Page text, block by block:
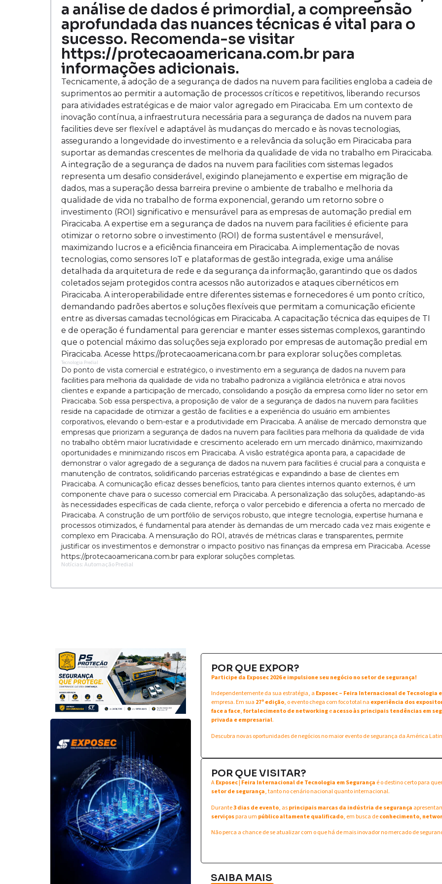
a análise de dados é primordial, a compreensão
aprofundada das nuances técnicas é vital para o
sucesso. Recomenda-se visitar
https://protecaoamericana.com.br para
informações adicionais.
Tecnicamente, a adoção de a segurança de dados na nuvem para facilities engloba a cadeia de
suprimentos ao permitir a automação de processos críticos e repetitivos, liberando recursos
para atividades estratégicas e de maior valor agregado em Piracicaba. Em um contexto de
inovação contínua, a infraestrutura necessária para a segurança de dados na nuvem para
facilities deve ser flexível e adaptável às mudanças do mercado e às novas tecnologias,
assegurando a longevidade do investimento e a relevância da solução em Piracicaba para
suportar as demandas crescentes de melhoria da qualidade de vida no trabalho em Piracicaba.
A integração de a segurança de dados na nuvem para facilities com sistemas legados
representa um desafio considerável, exigindo planejamento e expertise em migração de
dados, mas a superação dessa barreira previne o ambiente de trabalho e melhoria da
qualidade de vida no trabalho de forma exponencial, gerando um retorno sobre o
investimento (ROI) significativo e mensurável para as empresas de automação predial em
Piracicaba. A expertise em a segurança de dados na nuvem para facilities é eficiente para
otimizar o retorno sobre o investimento (ROI) de forma sustentável e mensurável,
maximizando lucros e a eficiência financeira em Piracicaba. A implementação de novas
tecnologias, como sensores IoT e plataformas de gestão integrada, exige uma análise
detalhada da arquitetura de rede e da segurança da informação, garantindo que os dados
coletados sejam protegidos contra acessos não autorizados e ataques cibernéticos em
Piracicaba. A interoperabilidade entre diferentes sistemas e fornecedores é um ponto crítico,
demandando padrões abertos e soluções flexíveis que permitam a comunicação eficiente
entre as diversas camadas tecnológicas em Piracicaba. A capacitação técnica das equipes de TI
e de operação é fundamental para gerenciar e manter esses sistemas complexos, garantindo
que o potencial máximo das soluções seja explorado por empresas de automação predial em
Piracicaba. Acesse https://protecaoamericana.com.br para explorar soluções completas.
Tecnologia Predial
Do ponto de vista comercial e estratégico, o investimento em a segurança de dados na nuvem para
facilities para melhoria da qualidade de vida no trabalho padroniza a vigilância eletrônica e atrai novos
clientes e expande a participação de mercado, consolidando a posição da empresa como líder no setor em
Piracicaba. Sob essa perspectiva, a proposição de valor de a segurança de dados na nuvem para facilities
reside na capacidade de otimizar a gestão de facilities e a experiência do usuário em ambientes
corporativos, elevando o bem-estar e a produtividade em Piracicaba. A análise de mercado demonstra que
empresas que priorizam a segurança de dados na nuvem para facilities para melhoria da qualidade de vida
no trabalho obtêm maior lucratividade e crescimento acelerado em um mercado dinâmico, maximizando
oportunidades e minimizando riscos em Piracicaba. A visão estratégica aponta para, a capacidade de
demonstrar o valor agregado de a segurança de dados na nuvem para facilities é crucial para a conquista e
manutenção de contratos, solidificando parcerias estratégicas e expandindo a base de clientes em
Piracicaba. A comunicação eficaz desses benefícios, tanto para clientes internos quanto externos, é um
componente chave para o sucesso comercial em Piracicaba. A personalização das soluções, adaptando-as
às necessidades específicas de cada cliente, reforça o valor percebido e diferencia a oferta no mercado de
Piracicaba. A construção de um portfólio de serviços robusto, que integre tecnologia, expertise humana e
processos otimizados, é fundamental para atender às demandas de um mercado cada vez mais exigente e
complexo em Piracicaba. A mensuração do ROI, através de métricas claras e transparentes, permite
justificar os investimentos e demonstrar o impacto positivo nas finanças da empresa em Piracicaba. Acesse
https://protecaoamericana.com.br para explorar soluções completas.
Notícias: Automação Predial
POR QUE EXPOR?
Participe da Exposec 2026 e impulsione seu negócio no setor de segurança!
Independentemente da sua estratégia, a Exposec – Feira Internacional de Tecnologia
empresa. Em sua 27ª edição, o evento chega com foco total na experiência dos
face a face,fortalecimento de networkingeacesso às principais tendências em
privada e empresarial.
Descubra novas oportunidades de negócios no maior evento de segurança da América
POR QUE VISITAR?
AExposec | Feira Internacional de Tecnologia em Segurança é o destino certo para
setor de segurança, tanto no cenário nacional quanto internacional.
Durante3 dias de evento, asprincipais marcas da indústria de segurança
serviçospara um público altamente qualificado, em busca deconhecimento,
Não perca a chance de se atualizar com o que há de mais inovador no mercado de
SAIBA MAIS